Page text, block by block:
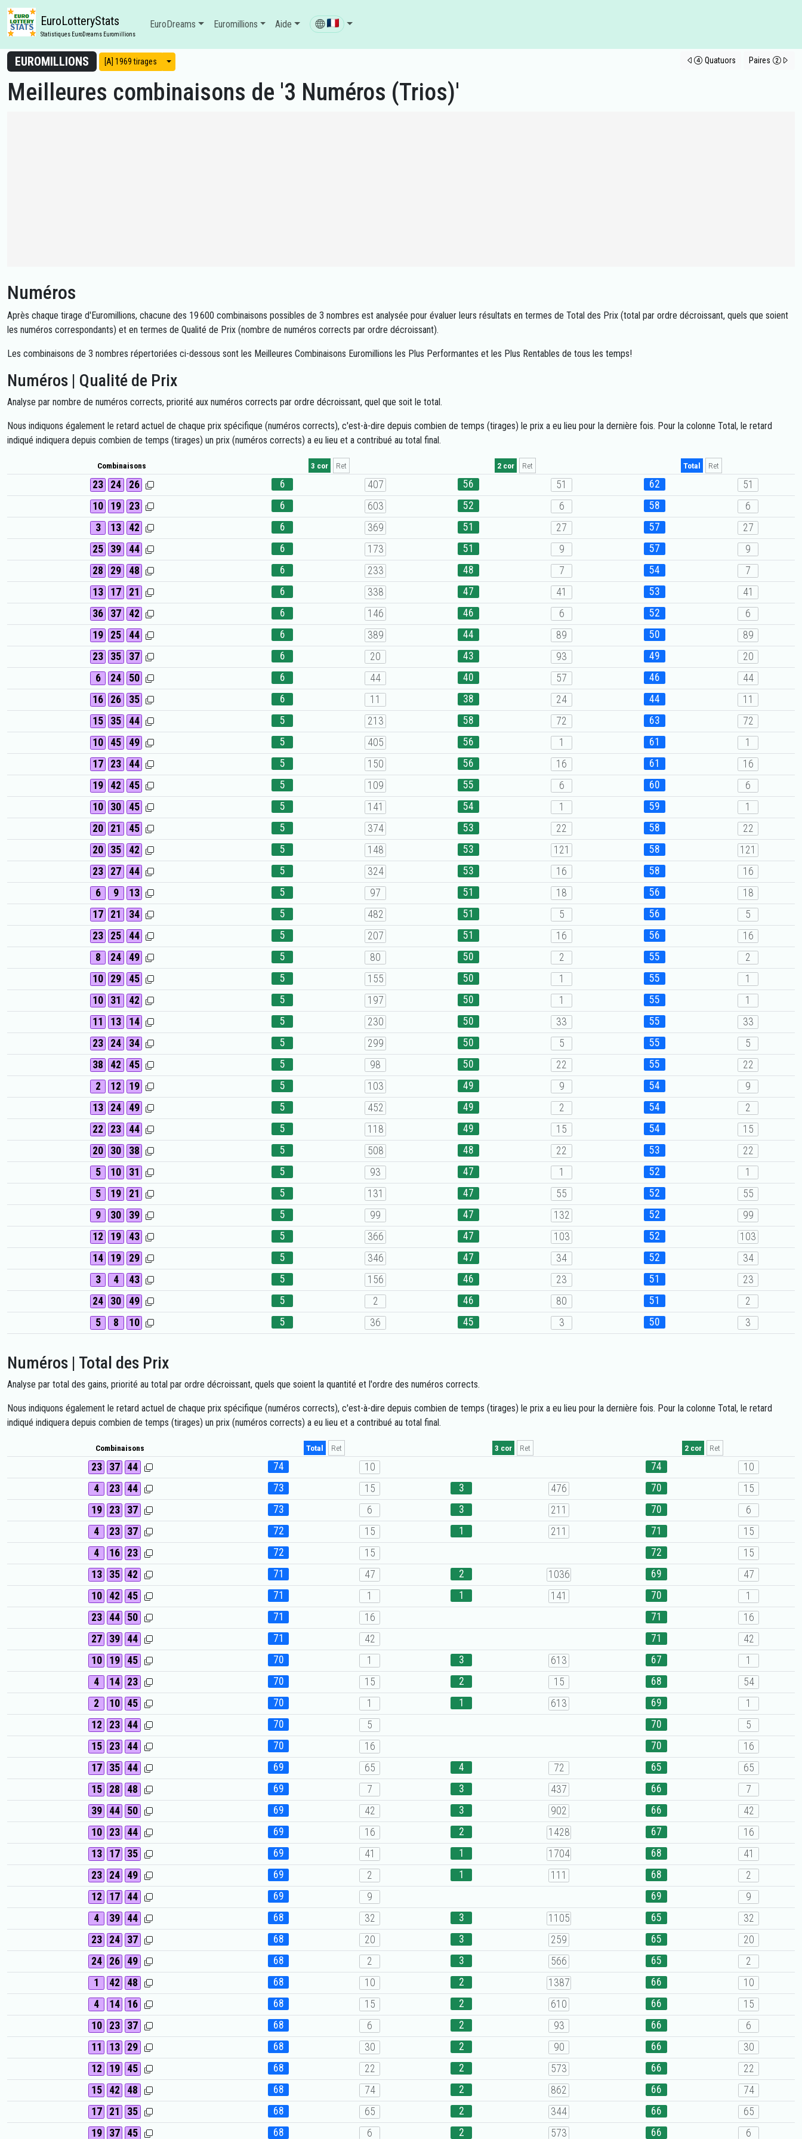
EuroLotteryStats
Statistiques EuroDreams Euromillions
EuroDreams Euromillions Aide
EUROMILLIONS [A] 1969 tirages Modes d'affichage Quatuors Paires
Meilleures combinaisons de '3 Numéros (Trios)'
Numéros
Après chaque tirage d'Euromillions, chacune des 19 600 combinaisons possibles de 3 nombres est analysée pour évaluer leurs résultats en termes de Total des Prix (total par ordre décroissant, quels que soient
les numéros correspondants) et en termes de Qualité de Prix (nombre de numéros corrects par ordre décroissant).
Les combinaisons de 3 nombres répertoriées ci-dessous sont les Meilleures Combinaisons Euromillions les Plus Performantes et les Plus Rentables de tous les temps!
Numéros | Qualité de Prix
Analyse par nombre de numéros corrects, priorité aux numéros corrects par ordre décroissant, quel que soit le total.
Nous indiquons également le retard actuel de chaque prix spécifique (numéros corrects), c'est-à-dire depuis combien de temps (tirages) le prix a eu lieu pour la dernière fois. Pour la colonne Total, le retard
indiqué indiquera depuis combien de temps (tirages) un prix (numéros corrects) a eu lieu et a contribué au total final.
Combinaisons 3 cor Ret 2 cor Ret Total Ret
23 24 26 6 407 56 51 62
51
10
19 23 6 603 52 6 58
6
3
13 42 6 369 51 27 57
27
25
39 44 6 173 51 9 57
9
28
29 48 6 233 48 7 54
7
13
17 21 6 338 47 41 53
41
36
37 42 6 146 46 6 52
6
19
25 44 6 389 44 89 50
89
23
35 37 6 20 43 93 49
20
6
24 50 6 44 40 57 46
44
16
26 35 6 11 38 24 44
11
15
35 44 5 213 58 72 63
72
10
45 49 5 405 56 1 61
1
17
23 44 5 150 56 16 61
16
19
42 45 5 109 55 6 60
6
10
30 45 5 141 54 1 59
1
20
21 45 5 374 53 22 58
22
20
35 42 5 148 53 121 58
121
23
27 44 5 324 53 16 58
16
6
9 13 5 97 51 18 56
18
17
21 34 5 482 51 5 56
5
23
25 44 5 207 51 16 56
16
8
24 49 5 80 50 2 55
2
10
29 45 5 155 50 1 55
1
10
31 42 5 197 50 1 55
1
11
13 14 5 230 50 33 55
33
23
24 34 5 299 50 5 55
5
38
42 45 5 98 50 22 55
22
2
12 19 5 103 49 9 54
9
13
24 49 5 452 49 2 54
2
22
23 44 5 118 49 15 54
15
20
30 38 5 508 48 22 53
22
5
10 31 5 93 47 1 52
1
5
19 21 5 131 47 55 52
55
9
30 39 5 99 47 132 52
99
12
19 43 5 366 47 103 52
103
14
19 29 5 346 47 34 52
34
3
4 43 5 156 46 23 51
23
24
30 49 5 2 46 80 51
2
5
8 10 5 36 45 3 50 3
Numéros | Total des Prix
Analyse par total des gains, priorité au total par ordre décroissant, quels que soient la quantité et l'ordre des numéros corrects.
Nous indiquons également le retard actuel de chaque prix spécifique (numéros corrects), c'est-à-dire depuis combien de temps (tirages) le prix a eu lieu pour la dernière fois. Pour la colonne Total, le retard
indiqué indiquera depuis combien de temps (tirages) un prix (numéros corrects) a eu lieu et a contribué au total final.
Combinaisons Total Ret 3 cor Ret 2 cor Ret
23 37 44 74 10 74
10
4
23 44 73 15 3 476 70
15
19
23 37 73 6 3 211 70
6
4
23 37 72 15 1 211 71
15
4
16 23 72 15 72
15
13
35 42 71 47 2 1036 69
47
10
42 45 71 1 1 141 70
1
23
44 50 71 16 71
16
27
39 44 71 42 71
42
10
19 45 70 1 3 613 67
1
4
14 23 70 15 2 15 68
54
2
10 45 70 1 1 613 69
1
12
23 44 70 5 70
5
15
23 44 70 16 70
16
17
35 44 69 65 4 72 65
65
15
28 48 69 7 3 437 66
7
39
44 50 69 42 3 902 66
42
10
23 44 69 16 2 1428 67
16
13
17 35 69 41 1 1704 68
41
23
24 49 69 2 1 111 68
2
12
17 44 69 9 69
9
4
39 44 68 32 3 1105 65
32
23
24 37 68 20 3 259 65
20
24
26 49 68 2 3 566 65
2
1
42 48 68 10 2 1387 66
10
4
14 16 68 15 2 610 66
15
10
23 37 68 6 2 93 66
6
11
13 29 68 30 2 90 66
30
12
19 45 68 22 2 573 66
22
15
42 48 68 74 2 862 66
74
17
21 35 68 65 2 344 66
65
19
37 45 68 6 2 573 66 6